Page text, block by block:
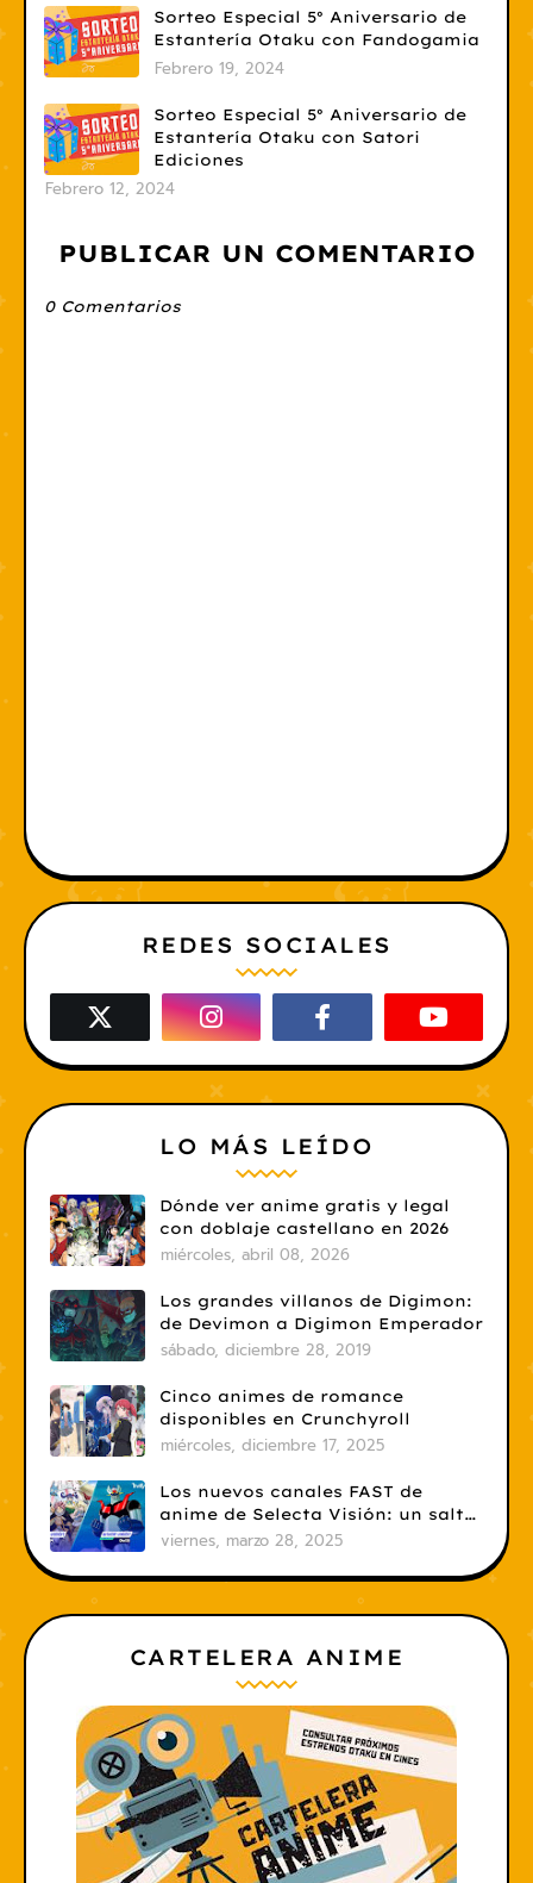
Sorteo Especial 5º Aniversario de
Estantería Otaku con Fandogamia
Febrero 19, 2024
Sorteo Especial 5º Aniversario de
Estantería Otaku con Satori
Ediciones
Febrero 12, 2024
PUBLICAR UN COMENTARIO
0 Comentarios
REDES SOCIALES
LO MÁS LEÍDO
Dónde ver anime gratis y legal
con doblaje castellano en 2026
miércoles, abril 08, 2026
Los grandes villanos de Digimon:
de Devimon a Digimon Emperador
sábado, diciembre 28, 2019
Cinco animes de romance
disponibles en Crunchyroll
miércoles, diciembre 17, 2025
Los nuevos canales FAST de
anime de Selecta Visión: un salto
necesario
viernes, marzo 28, 2025
CARTELERA ANIME